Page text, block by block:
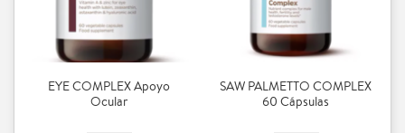
EYE COMPLEX Apoyo
Ocular
SAW PALMETTO COMPLEX
60 Cápsulas